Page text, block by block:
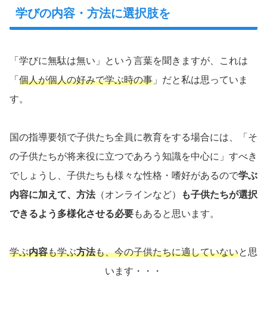
学びの内容・方法に選択肢を
「学びに無駄は無い」という言葉を聞きますが、これは
「 個人が個人の好みで学ぶ時の事 」だと私は思っていま
す。
国の指導要領で子供たち全員に教育をする場合には、「そ
の子供たちが将来役に立つであろう知識を中心に」すべき
でしょうし、子供たちも様々な性格・嗜好があるので学ぶ
内容に加えて、方法（オンラインなど）
も子供たちが選択
できるよう多様化させる必要もあると思います。
学ぶ内容も学ぶ方法も、今の子供たちに適していないと思
います・・・